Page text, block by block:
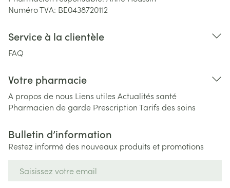
Numéro TVA: BE0438720112
Service à la clientèle
FAQ
Votre pharmacie
A propos de nous Liens utiles Actualités santé
Pharmacien de garde PrescriptionTarifs des soins
Bulletin d’information
Restez informé des nouveaux produits et promotions